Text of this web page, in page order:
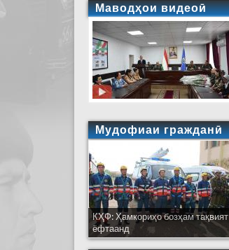
Маводҳои видеоӣ
Мудофиаи гражданӣ
КҲФ: Ҳамкориҳо бозҳам тақвият
ёфтаанд